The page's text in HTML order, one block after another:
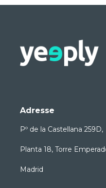
Adresse
Pº de la Castellana 259D,
Planta 18, Torre
Madrid